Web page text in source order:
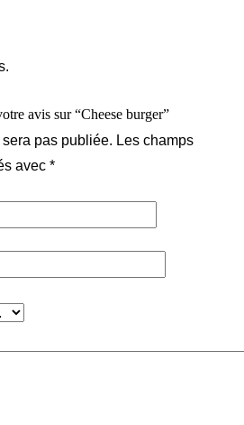
avis sur “Cheese burger”
pas publiée. Les champs
avec *